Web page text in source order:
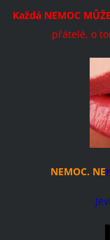
Každá NEMOC
přátelé, o
NEMOC. NE